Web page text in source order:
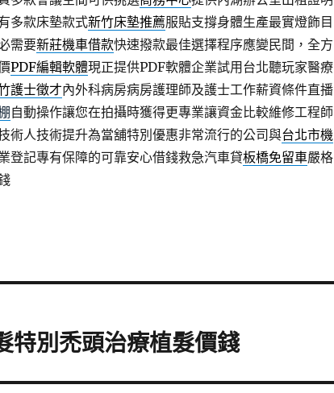
多款床墊款式新竹床墊推薦服貼支撐身體生產最實燈飾目
需要新莊機車借款快速撥款最佳選擇程序應變民間，全方
PDF編輯軟體現正提供PDF軟體企業試用台北聽玩家醫療
護士徵才內外科病房病房護理師及護士工作薪資條件直播
自動操作讓您在拍攝時獲得更專業讓資金比較維修工程師
術人技術提升為當舖特別優惠非常流行的公司與台北市機
登記專有保障的可靠安心借錢救急汽車貸板橋免留車嚴格
特別禿頭治療植髮價錢